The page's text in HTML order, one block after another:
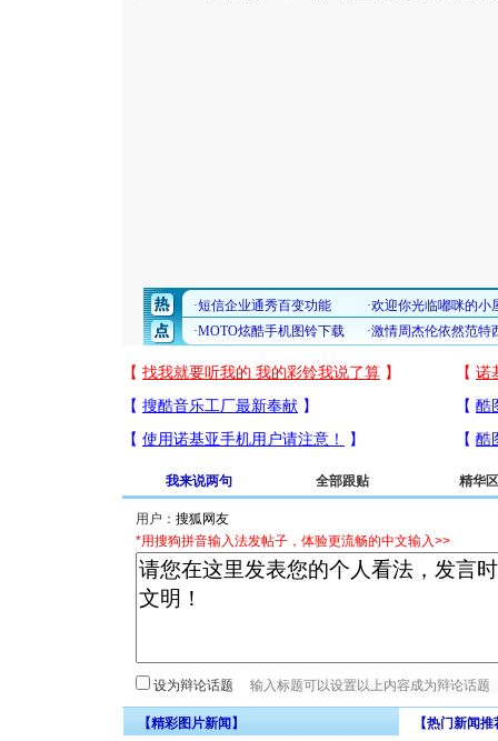
我来说两句 全部跟贴 精华区
用户：
*用搜狗拼音输入法发帖子，体验更流畅的中文输入>>
设为辩论话题
【精彩图片新闻】 【热门新闻